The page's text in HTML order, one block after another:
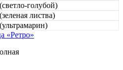
голубой)
листва)
«Ретро»